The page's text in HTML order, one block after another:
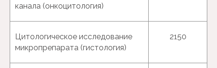
канала (онкоцитология)
Цитологическое исследование
микропрепарата (гистология)
2150